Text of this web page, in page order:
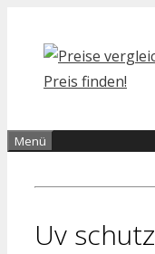
Inhalt
springen
Menü
Uv